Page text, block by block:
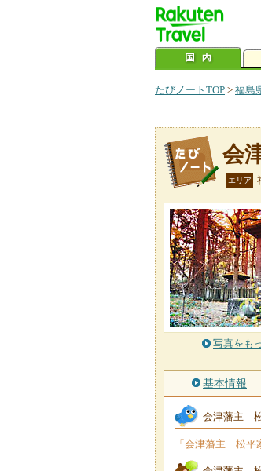
たびノートTOP > 福島
会
エリア
写真をも
基本情報
会津藩主
「会津藩主 松平